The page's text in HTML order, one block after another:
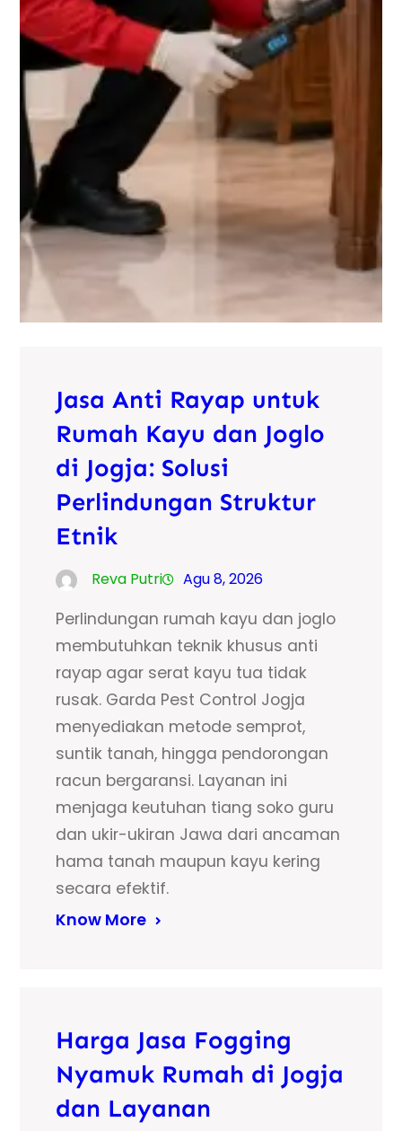
Jasa Anti Rayap untuk
Rumah Kayu dan Joglo
di Jogja: Solusi
Perlindungan Struktur
Etnik
Reva Putri Agu 8, 2026
Perlindungan rumah kayu dan joglo
membutuhkan teknik khusus anti
rayap agar serat kayu tua tidak
rusak. Garda Pest Control Jogja
menyediakan metode semprot,
suntik tanah, hingga pendorongan
racun bergaransi. Layanan ini
menjaga keutuhan tiang soko guru
dan ukir-ukiran Jawa dari ancaman
hama tanah maupun kayu kering
secara efektif.
Know More
Harga Jasa Fogging
Nyamuk Rumah di Jogja
dan Layanan